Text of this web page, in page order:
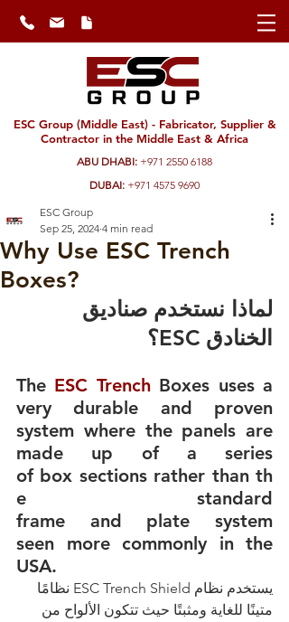
ESC Group (Middle East) - Fabricator, Supplier &
Contractor in the Middle East & Africa
ABU DHABI: +971 2550 6188
DUBAI: +971 4575 9690
Why Use ESC Trench
Boxes?
ESC Group
Sep 25, 2024 4 min read
لماذا نستخدم صناديق
الخنادق ESC؟
The ESC Trench Boxes uses a
very durable and proven
system where the panels are
made up of a series
of box sections rather than th
e standard
frame and plate system
seen more commonly in the
USA.
يستخدم نظام ESC Trench Shield نظامًا
متينًا للغاية ومثبتًا حيث تتكون الألواح من